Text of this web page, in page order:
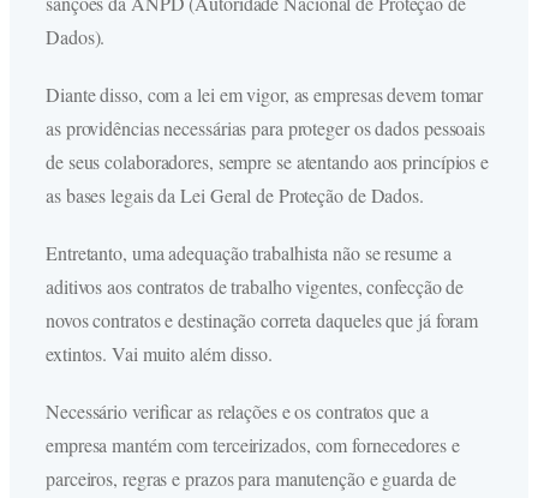
Dados).
Diante disso, com a lei em vigor, as empresas devem tomar
as providências necessárias para proteger os dados pessoais
de seus colaboradores, sempre se atentando aos princípios e
as bases legais da Lei Geral de Proteção de Dados.
Entretanto, uma adequação trabalhista não se resume a
aditivos aos contratos de trabalho vigentes, confecção de
novos contratos e destinação correta daqueles que já foram
extintos. Vai muito além disso.
Necessário verificar as relações e os contratos que a
empresa mantém com terceirizados, com fornecedores e
parceiros, regras e prazos para manutenção e guarda de